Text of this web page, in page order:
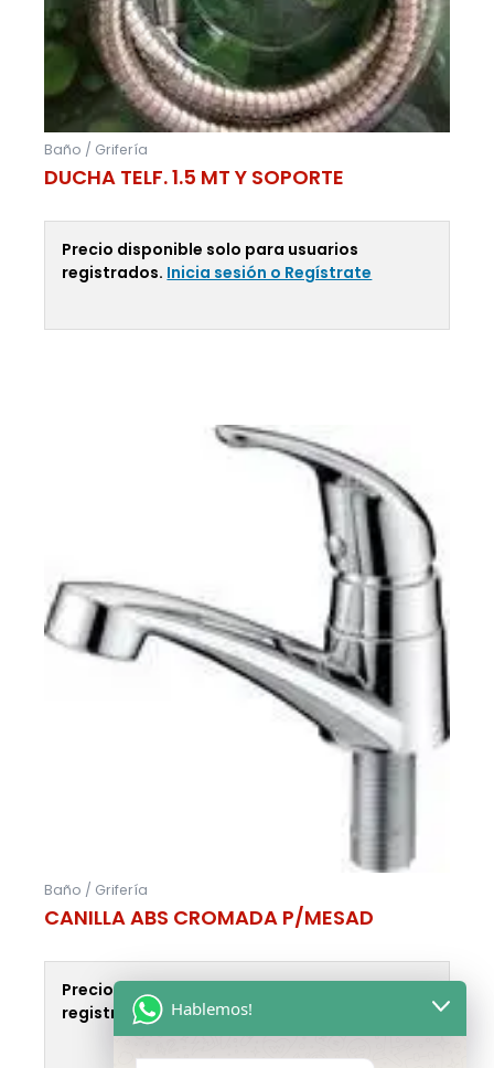
Baño / Grifería
DUCHA TELF. 1.5 MT Y SOPORTE
Precio disponible solo para usuarios
registrados. Inicia sesión o Regístrate
Baño / Grifería
CANILLA ABS CROMADA P/MESAD
Precio disponible solo para usuarios
registrados. Inicia sesión o Regístrate
Hablemos!